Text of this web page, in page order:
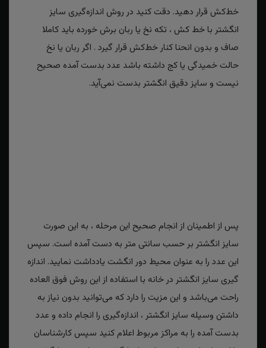
خط‌کش قرار دهید. دقت کنید در روش اندازه‌گیری سایز
انگشتر با خط کش ، تکه نخ یا ربان برش خورده باید کاملا
صاف و بدون انحنا کنار خط‌کش قرار گیرد . اگر ربان یا نخ
حالت خمیدگی یا کج داشته باشد عدد بدست آمده صحیح
نیست و سایز دقیق انگشتر بدست نمی‌آید.
پس از اطمینان از انجام صحیح این مرحله ، به این صورت
سایز انگشتر بر حسب سانتی متر به دست آمده است. سپس
این عدد را به عنوان محیط دور انگشت یادداشت نمایید. اندازه
گیری سایز انگشتر در خانه با استفاده از این روش فوق العاده
راحت می‌باشد و این مزیت را دارد که می‌توانید بدون نیاز به
داشتن وسیله سایز انگشتر ، اندازه‌گیری را انجام داده و عدد
بدست آمده را به مراکز مربوط اعلام کنید سپس کارشناسان